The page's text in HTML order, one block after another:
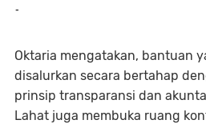
-
Oktaria mengatakan, bantuan
disalurkan secara bertahap
prinsip transparansi dan
Lahat juga membuka ruang